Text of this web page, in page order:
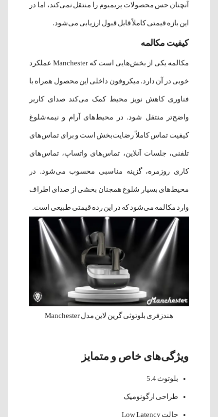
آنچنان حس محصولات پریمیوم را منتقل نمی‌کند، اما در
این بازه قیمتی کاملاً قابل قبول ارزیابی می‌شود.
کیفیت مکالمه
مکالمه یکی از بخش‌هایی است که Manchester عملکرد
خوبی در آن دارد. میکروفون داخلی این محصول همراه با
فناوری کاهش نویز محیط کمک می‌کند صدای کاربر
واضح‌تر منتقل شود. در محیط‌های آرام و نیمه‌شلوغ
کیفیت تماس کاملاً رضایت‌بخش است و برای تماس‌های
تلفنی، جلسات آنلاین، تماس‌های واتساپ، تماس‌های
کاری روزمره، گزینه مناسبی محسوب می‌شود. در
محیط‌های بسیار شلوغ همچنان بخشی از صدای اطراف
وارد مکالمه می‌شود که در این رده قیمتی طبیعی است.
هندزفری بلوتوثی گرین لاین مدل Manchester
ویژگی‌های خاص و متمایز
بلوتوث 5.4
طراحی ارگونومیک
حالت Low Latency